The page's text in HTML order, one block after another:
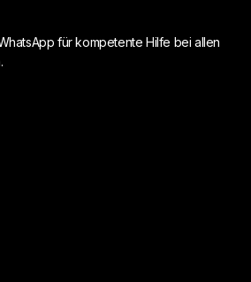
für kompetente Hilfe bei allen